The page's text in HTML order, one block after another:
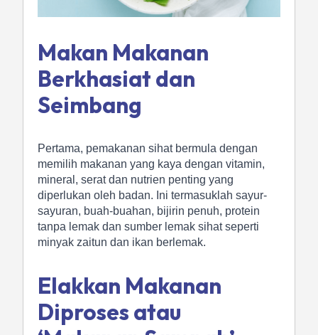
Makan Makanan
Berkhasiat dan
Seimbang
Pertama, pemakanan sihat bermula dengan
memilih makanan yang kaya dengan vitamin,
mineral, serat dan nutrien penting yang
diperlukan oleh badan. Ini termasuklah sayur-
sayuran, buah-buahan, bijirin penuh, protein
tanpa lemak dan sumber lemak sihat seperti
minyak zaitun dan ikan berlemak.
Elakkan Makanan
Diproses atau